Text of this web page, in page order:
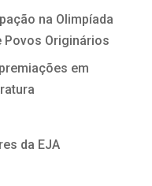
na Olimpíada
Povos Originários
em
da EJA